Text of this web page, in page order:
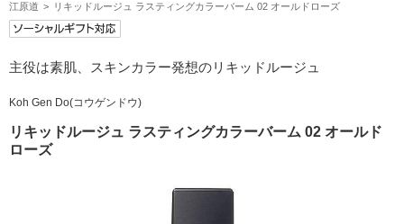
江原道
リキッドルージュ ラスティングカラーバーム 02 オールドローズ
主役は素肌、スキンカラー発想のリキッドルージュ
Koh Gen Do(コウゲンドウ)
リキッドルージュ ラスティングカラーバーム 02 オールド
ローズ